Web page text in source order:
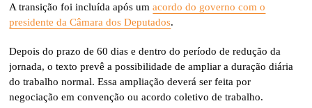
A transição foi incluída após umacordo do governo com o
presidente da Câmara dos Deputados.
Depois do prazo de 60 dias e dentro do período de redução da
jornada, o texto prevê a possibilidade de ampliar a duração diária
do trabalho normal. Essa ampliação deverá ser feita por
negociação em convenção ou acordo coletivo de trabalho.